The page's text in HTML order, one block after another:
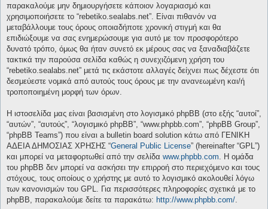
παρακαλούμε μην δημιουργήσετε κάποιον λογαριασμό και
χρησιμοποιήσετε το “rebetiko.sealabs.net”. Είναι πιθανόν να
μεταβάλλουμε τους όρους οποιαδήποτε χρονική στιγμή και θα
επιδιώξουμε να σας ενημερώσουμε για αυτό με τον προσφορότερο
δυνατό τρόπο, όμως θα ήταν συνετό εκ μέρους σας να ξαναδιαβάζετε
τακτικά την παρούσα σελίδα καθώς η συνεχιζόμενη χρήση του
“rebetiko.sealabs.net” μετά τις εκάστοτε αλλαγές δείχνει πως δέχεστε ότι
δεσμεύεστε νομικά από αυτούς τους όρους με την ανανεωμένη και/ή
τροποποιημένη μορφή των όρων.
Η ιστοσελίδα μας είναι βασισμένη στο λογισμικό phpBB (στο εξής “αυτοί”,
“αυτών”, “αυτούς”, “λογισμικό phpBB”, “www.phpbb.com”, “phpBB Group”,
“phpBB Teams”) που είναι a bulletin board solution κάτω από ΓΕΝΙΚΗ
ΑΔΕΙΑ ΔΗΜΟΣΙΑΣ ΧΡΗΣΗΣ “General Public License” (hereinafter “GPL”)
και μπορεί να μεταφορτωθεί από την σελίδα www.phpbb.com. Η ομάδα
του phpBB δεν μπορεί να ασκήσει την επιρροή στο περιεχόμενο και τους
στόχους, τους οποίους ο χρήστης με αυτό το λογισμικό ακολουθεί λόγω
των κανονισμών του GPL. Για περισσότερες πληροφορίες σχετικά με το
phpBB, παρακαλούμε δείτε τα παρακάτω: http://www.phpbb.com/.